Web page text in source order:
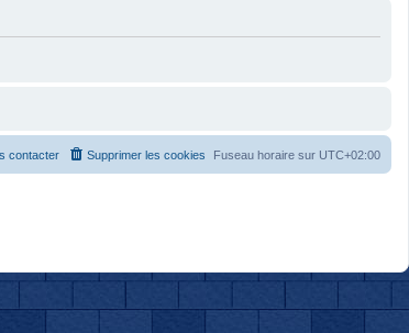
Fuseau horaire sur UTC+02:00
Supprimer les cookies
contacter